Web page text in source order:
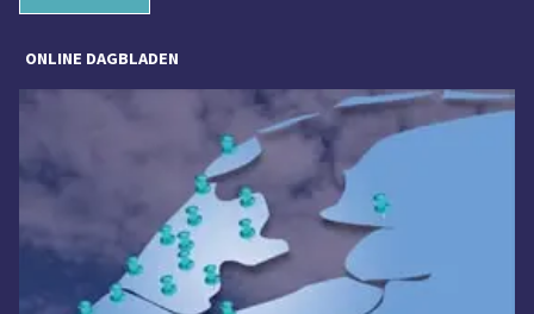
ONLINE DAGBLADEN